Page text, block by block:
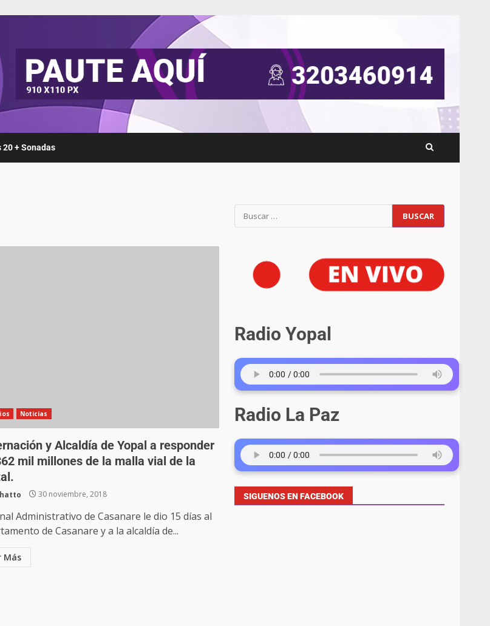
20 + Sonadas
Noticias
y Alcaldía de Yopal a responder
mil millones de la malla vial de la
30 noviembre, 2018
Administrativo de Casanare le dio 15 días al
de Casanare y a la alcaldía de...
Más
Radio Yopal
Radio La Paz
SIGUENOS EN FACEBOOK